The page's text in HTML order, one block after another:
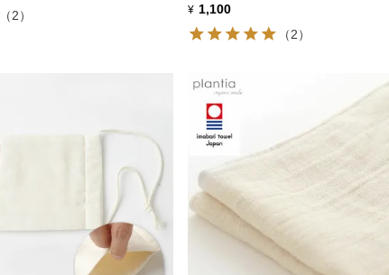
（2）
¥ 1,100
（2）